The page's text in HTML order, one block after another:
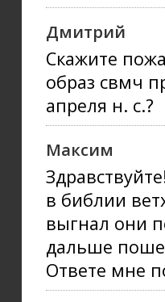
Дмитрий
Скажите
образ свмч
апреля н. с.?
Максим
в библии
выгнал они
дальше
Ответе мне